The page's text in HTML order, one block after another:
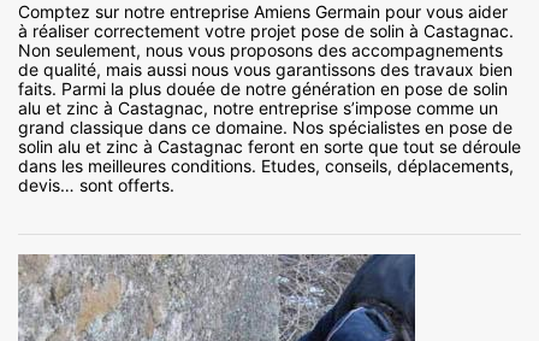
Comptez sur notre entreprise Amiens Germain pour vous aider
à réaliser correctement votre projet pose de solin à Castagnac.
Non seulement, nous vous proposons des accompagnements
de qualité, mais aussi nous vous garantissons des travaux bien
faits. Parmi la plus douée de notre génération en pose de solin
alu et zinc à Castagnac, notre entreprise s’impose comme un
grand classique dans ce domaine. Nos spécialistes en pose de
solin alu et zinc à Castagnac feront en sorte que tout se déroule
dans les meilleures conditions. Etudes, conseils, déplacements,
devis… sont offerts.